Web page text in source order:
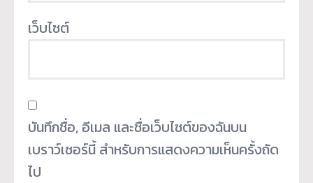
เว็บไซต์
บันทึกชื่อ, อีเมล และชื่อเว็บไซต์ของฉันบน
เบราว์เซอร์นี้ สำหรับการแสดงความเห็นครั้งถัด
ไป